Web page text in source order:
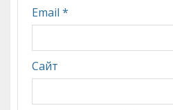
Email *
Сайт